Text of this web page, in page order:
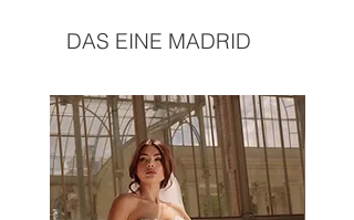
DAS EINE MADRID